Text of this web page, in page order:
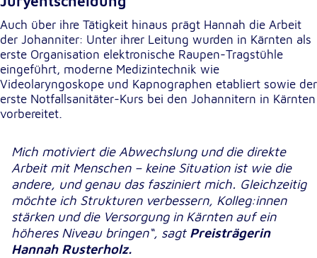
Auch über ihre Tätigkeit hinaus prägt Hannah die Arbeit
der Johanniter: Unter ihrer Leitung wurden in Kärnten als
erste Organisation elektronische Raupen-Tragstühle
eingeführt, moderne Medizintechnik wie
Videolaryngoskope und Kapnographen etabliert sowie der
erste Notfallsanitäter-Kurs bei den Johannitern in Kärnten
vorbereitet.
Mich motiviert die Abwechslung und die direkte
Arbeit mit Menschen – keine Situation ist wie die
andere, und genau das fasziniert mich. Gleichzeitig
möchte ich Strukturen verbessern, Kolleg:innen
stärken und die Versorgung in Kärnten auf ein
höheres Niveau bringen“, sagt Preisträgerin
Hannah Rusterholz.